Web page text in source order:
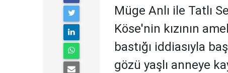
Müge Anlı ile Tatlı
Köse'nin kızının
bastığı iddiasıyla
gözü yaşlı anneye